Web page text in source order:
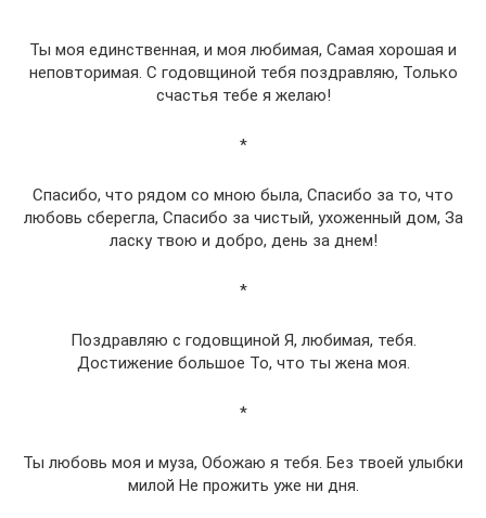
Ты моя единственная, и моя любимая, Самая хорошая и
неповторимая. С годовщиной тебя поздравляю, Только
счастья тебе я желаю!
*
Спасибо, что рядом со мною была, Спасибо за то, что
любовь сберегла, Спасибо за чистый, ухоженный дом, За
ласку твою и добро, день за днем!
*
Поздравляю с годовщиной Я, любимая, тебя.
Достижение большое То, что ты жена моя.
*
Ты любовь моя и муза, Обожаю я тебя. Без твоей улыбки
милой Не прожить уже ни дня.